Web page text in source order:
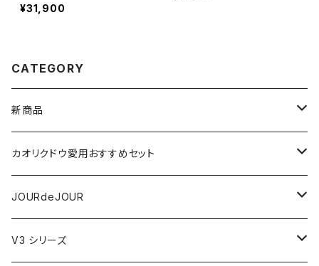
¥31,900
CATEGORY
新商品
VSPIC R
テラヘルツかっさデュアルカーブ
ビューティフェイススティック・リン
カオリクドウ愛用おすすめセット
JOURdeJOURセット
JOURdeJOUR＆テラヘルツかっさセット
JOURdeJOUR
メディテーションゲル32
V3 シリーズ